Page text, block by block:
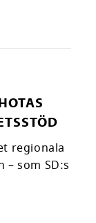
regionala
som SD:s